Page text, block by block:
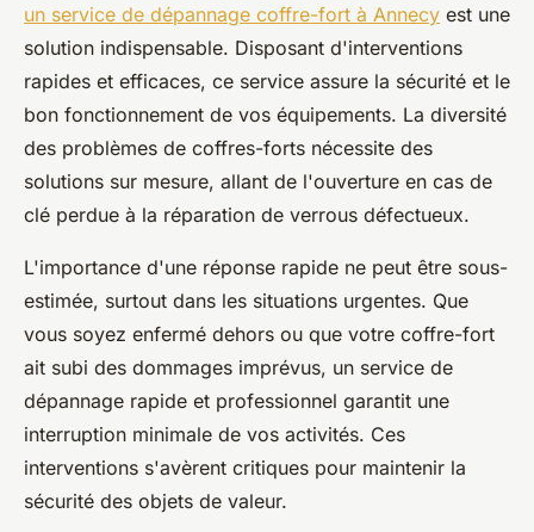
un service de dépannage coffre-fort à Annecy est une
solution indispensable. Disposant d'interventions
rapides et efficaces, ce service assure la sécurité et le
bon fonctionnement de vos équipements. La diversité
des problèmes de coffres-forts nécessite des
solutions sur mesure, allant de l'ouverture en cas de
clé perdue à la réparation de verrous défectueux.
L'importance d'une réponse rapide ne peut être sous-
estimée, surtout dans les situations urgentes. Que
vous soyez enfermé dehors ou que votre coffre-fort
ait subi des dommages imprévus, un service de
dépannage rapide et professionnel garantit une
interruption minimale de vos activités. Ces
interventions s'avèrent critiques pour maintenir la
sécurité des objets de valeur.